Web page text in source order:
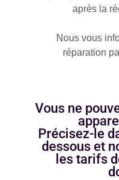
après la
Nous vous
réparation
Vous ne
Précisez-le
dessous et
les tarifs